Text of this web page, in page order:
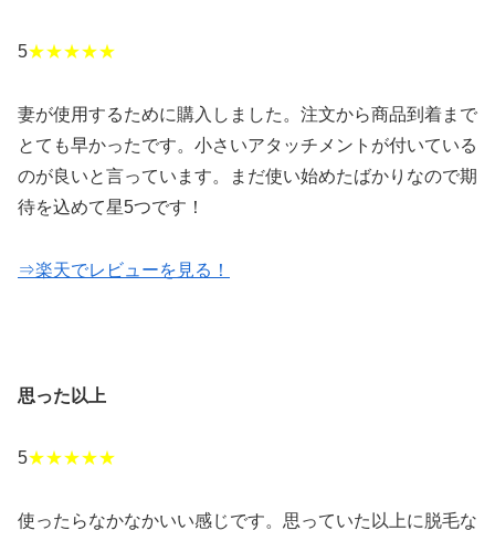
5★★★★★
妻が使用するために購入しました。注文から商品到着まで
とても早かったです。小さいアタッチメントが付いている
のが良いと言っています。まだ使い始めたばかりなので期
待を込めて星5つです！
⇒楽天でレビューを見る！
思った以上
5★★★★★
使ったらなかなかいい感じです。思っていた以上に脱毛な